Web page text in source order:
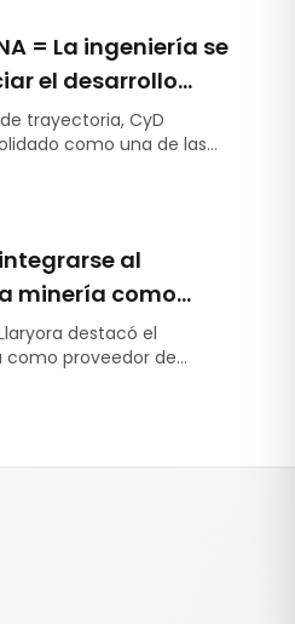
= La ingeniería se
el desarrollo
trayectoria, CyD
como una de las
y Latinoamérica en
ingeniería,
de la región.
al
minería como
destacó el
proveedor de
minería, energía y
entre empresas